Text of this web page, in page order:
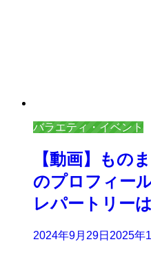
バラエティ・イベント
【動画】もの
のプロフィー
レパートリー
2024年9月29日 2025年